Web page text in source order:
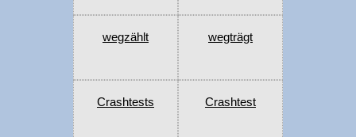
wegzählt wegträgt
Crashtests Crashtest